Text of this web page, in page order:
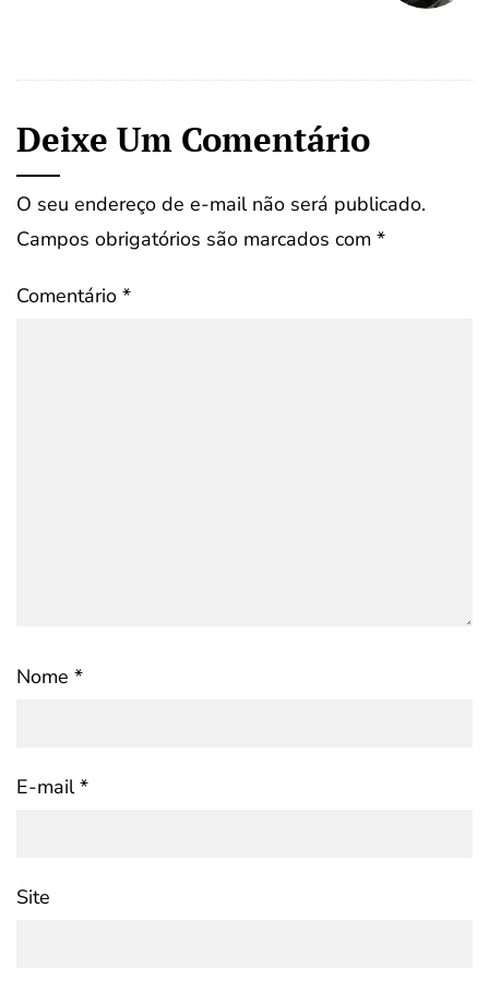
Deixe Um Comentário
O seu endereço de e-mail não será publicado.
Campos obrigatórios são marcados com *
Comentário *
Nome *
E-mail*
Site